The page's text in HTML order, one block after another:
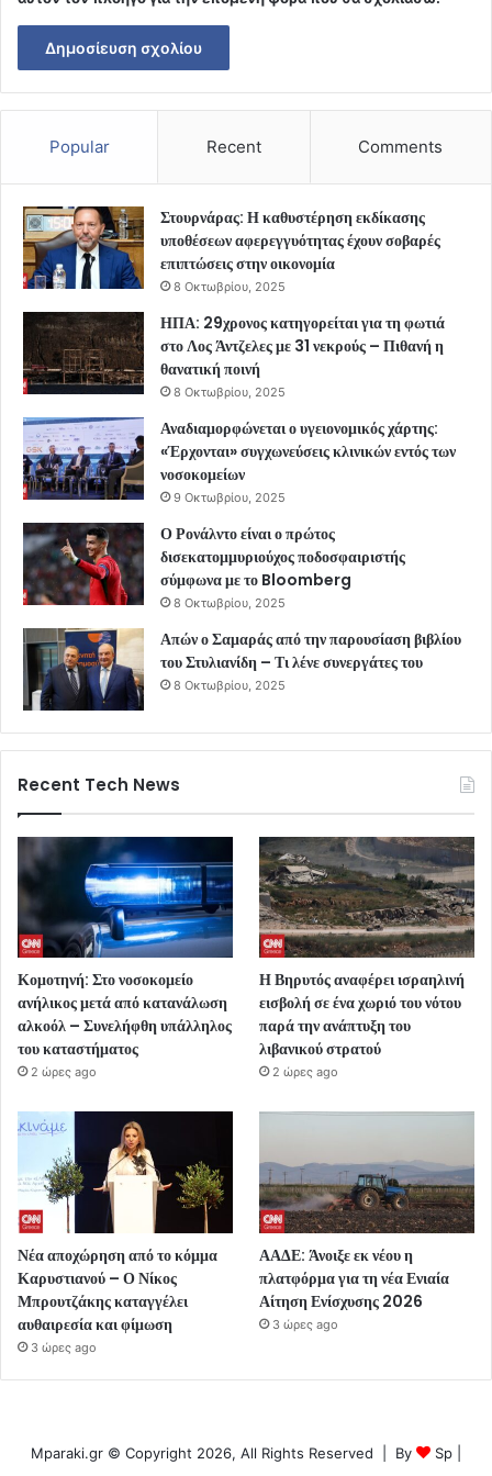
Popular Recent Comments
Στουρνάρας: Η καθυστέρηση εκδίκασης
υποθέσεων αφερεγγυότητας έχουν σοβαρές
επιπτώσεις στην οικονομία
8 Οκτωβρίου, 2025
ΗΠΑ: 29χρονος κατηγορείται για τη φωτιά
στο Λος Άντζελες με 31 νεκρούς – Πιθανή η
θανατική ποινή
8 Οκτωβρίου, 2025
Αναδιαμορφώνεται ο υγειονομικός χάρτης:
«Έρχονται» συγχωνεύσεις κλινικών εντός των
νοσοκομείων
9 Οκτωβρίου, 2025
Ο Ρονάλντο είναι ο πρώτος
δισεκατομμυριούχος ποδοσφαιριστής
σύμφωνα με το Bloomberg
8 Οκτωβρίου, 2025
Απών ο Σαμαράς από την παρουσίαση βιβλίου
του Στυλιανίδη – Τι λένε συνεργάτες του
8 Οκτωβρίου, 2025
Recent Tech News
Κομοτηνή: Στο νοσοκομείο
ανήλικος μετά από κατανάλωση
αλκοόλ – Συνελήφθη υπάλληλος
του καταστήματος
2 ώρες ago
Η Βηρυτός αναφέρει ισραηλινή
εισβολή σε ένα χωριό του νότου
παρά την ανάπτυξη του
λιβανικού στρατού
2 ώρες ago
Νέα αποχώρηση από το κόμμα
Καρυστιανού – Ο Νίκος
Μπρουτζάκης καταγγέλει
αυθαιρεσία και φίμωση
3 ώρες ago
ΑΑΔΕ: Άνοιξε εκ νέου η
πλατφόρμα για τη νέα Ενιαία
Αίτηση Ενίσχυσης 2026
3 ώρες ago
Mparaki.gr © Copyright 2026, All Rights Reserved | By Sp